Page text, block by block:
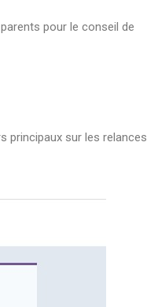
pour le conseil de
principaux sur les relances